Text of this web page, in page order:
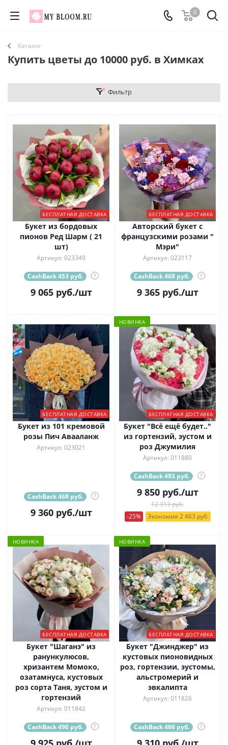
0
Каталог
Купить цветы до 10000 руб. в Химках
Фильтр
БЕСПЛАТНАЯ ДОСТАВКА
Букет из бордовых
пионов Ред Шарм ( 21
шт)
Артикул: 023349
CashBack 453 руб. ?
9 065руб./шт
БЕСПЛАТНАЯ ДОСТАВКА
Авторский букет с
французскими розами "
Мэри"
Артикул: 023117
CashBack 468 руб. ?
9 365руб./шт
БЕСПЛАТНАЯ ДОСТАВКА
Букет из 101 кремовой
розы Пич Авааланж
Артикул: 023021
CashBack 468 руб. ?
9 360руб./шт
НОВИНКА
БЕСПЛАТНАЯ ДОСТАВКА
Букет "Всё ещё будет.."
из гортензий, эустом и
роз Джумилия
Артикул: 011880
CashBack 493 руб. ?
9 850руб./шт
12 313 руб.
-25%
Экономия 2 463 руб.
НОВИНКА
БЕСПЛАТНАЯ ДОСТАВКА
Букет "Шаганэ" из
ранункулюсов,
хризантем Момоко,
озатамнуса, кустовых
роз сорта Таня, эустом и
гортензий
Артикул: 011842
CashBack 496 руб. ?
НОВИНКА
БЕСПЛАТНАЯ ДОСТАВКА
Букет "Джинджер" из
кустовых пионовидных
роз, гортензии, эустомы,
альстромерий и
эвкалипта
Артикул: 011826
CashBack 466 руб. ?